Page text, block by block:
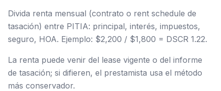
Divida renta mensual (contrato o rent schedule de
tasación) entre PITIA: principal, interés, impuestos,
seguro, HOA. Ejemplo: $2,200 / $1,800 = DSCR 1.22.
La renta puede venir del lease vigente o del informe
de tasación; si difieren, el prestamista usa el método
más conservador.